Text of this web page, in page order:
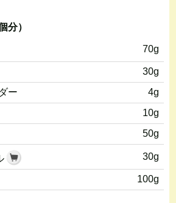
分）
70g
30g
ー
4g
10g
50g
30g
100g